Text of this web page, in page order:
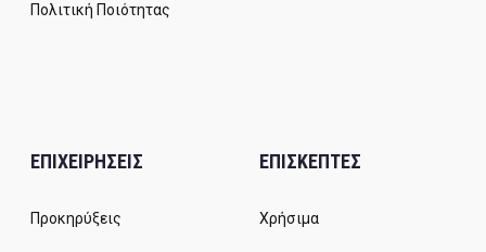
Πολιτική Ποιότητας
ΕΠΙΧΕΙΡΗΣΕΙΣ
Προκηρύξεις
ΕΠΙΣΚΕΠΤΕΣ
Χρήσιμα